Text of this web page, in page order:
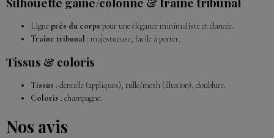
Ligneprès du corps pour une élégance minimaliste et élancée.
Traîne tribunal : majestueuse, facile à porter.
Tissus & coloris
Tissus : dentelle (appliques), tulle/mesh (illusion), doublure.
Coloris : champagne.
Nos avis